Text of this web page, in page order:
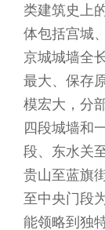
类建筑史上
体包括宫城
京城城墙全
最大、保存
模宏大，分
四段城墙和
段、东水关
贵山至蓝旗
至中央门段
能领略到独